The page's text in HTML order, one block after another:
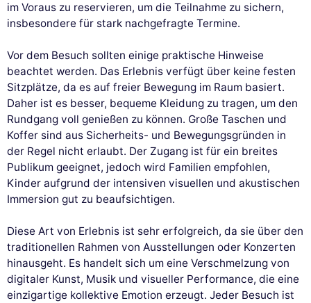
im Voraus zu reservieren, um die Teilnahme zu sichern,
insbesondere für stark nachgefragte Termine.
Vor dem Besuch sollten einige praktische Hinweise
beachtet werden. Das Erlebnis verfügt über keine festen
Sitzplätze, da es auf freier Bewegung im Raum basiert.
Daher ist es besser, bequeme Kleidung zu tragen, um den
Rundgang voll genießen zu können. Große Taschen und
Koffer sind aus Sicherheits- und Bewegungsgründen in
der Regel nicht erlaubt. Der Zugang ist für ein breites
Publikum geeignet, jedoch wird Familien empfohlen,
Kinder aufgrund der intensiven visuellen und akustischen
Immersion gut zu beaufsichtigen.
Diese Art von Erlebnis ist sehr erfolgreich, da sie über den
traditionellen Rahmen von Ausstellungen oder Konzerten
hinausgeht. Es handelt sich um eine Verschmelzung von
digitaler Kunst, Musik und visueller Performance, die eine
einzigartige kollektive Emotion erzeugt. Jeder Besuch ist